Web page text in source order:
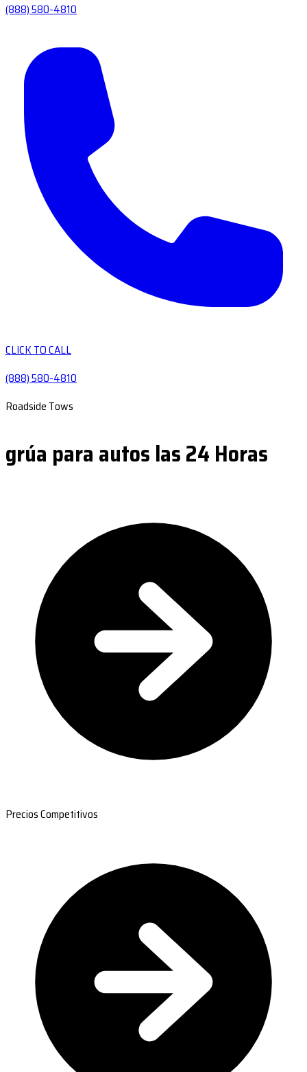
(888) 580-4810
CLICK TO CALL
(888) 580-4810
Roadside Tows
grúa para autos las 24 Horas
Precios Competitivos